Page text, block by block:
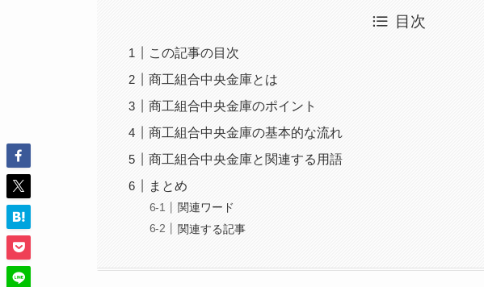
目次
この記事の目次
商工組合中央金庫とは
商工組合中央金庫のポイント
商工組合中央金庫の基本的な流れ
商工組合中央金庫と関連する用語
まとめ
関連ワード
関連する記事